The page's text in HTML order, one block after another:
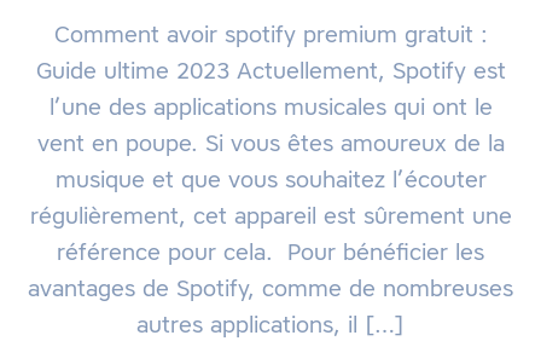
Comment avoir spotify premium gratuit :
Guide ultime 2023 Actuellement, Spotify est
l’une des applications musicales qui ont le
vent en poupe. Si vous êtes amoureux de la
musique et que vous souhaitez l’écouter
régulièrement, cet appareil est sûrement une
référence pour cela. Pour bénéficier les
avantages de Spotify, comme de nombreuses
autres applications, il […]